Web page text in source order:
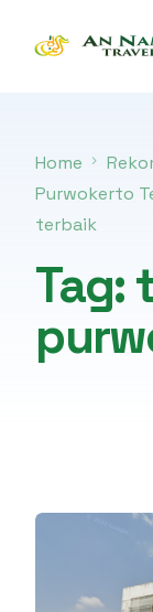
Home
Purwokerto
terbaik
Tag: